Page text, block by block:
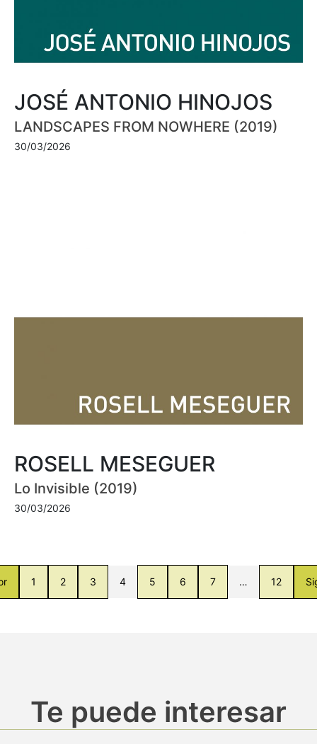
JOSÉ ANTONIO HINOJOS
LANDSCAPES FROM NOWHERE (2019)
30/03/2026
ROSELL MESEGUER
Lo Invisible (2019)
30/03/2026
1 2 3 4 5 6 7 … 12
Te puede interesar